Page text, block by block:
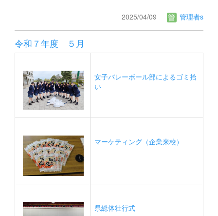
2025/04/09 管理者s
令和７年度 ５月
女子バレーボール部によるゴミ拾
い
マーケティング（企業来校）
県総体壮行式